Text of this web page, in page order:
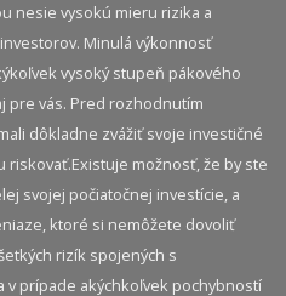
nesie vysokú mieru rizika a
Minulá výkonnosť
vysoký stupeň pákového
pre vás. Pred rozhodnutím
dôkladne zvážiť svoje investičné
Existuje možnosť, že by ste
svojej počiatočnej investície, a
ktoré si nemôžete dovoliť
rizík spojených s
v prípade akýchkoľvek pochybností